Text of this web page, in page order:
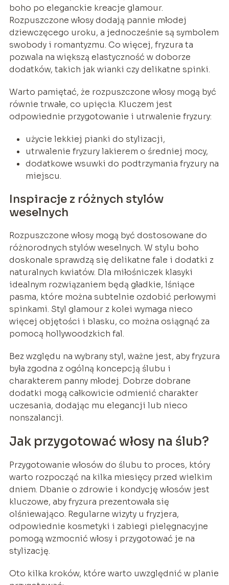
boho po eleganckie kreacje glamour.
Rozpuszczone włosy dodają pannie młodej
dziewczęcego uroku, a jednocześnie są symbolem
swobody i romantyzmu. Co więcej, fryzura ta
pozwala na większą elastyczność w doborze
dodatków, takich jak wianki czy delikatne spinki.
Warto pamiętać, że rozpuszczone włosy mogą być
równie trwałe, co upięcia. Kluczem jest
odpowiednie przygotowanie i utrwalenie fryzury:
użycie lekkiej pianki do stylizacji,
utrwalenie fryzury lakierem o średniej mocy,
dodatkowe wsuwki do podtrzymania fryzury na
miejscu.
Inspiracje z różnych stylów
weselnych
Rozpuszczone włosy mogą być dostosowane do
różnorodnych stylów weselnych. W stylu boho
doskonale sprawdzą się delikatne fale i dodatki z
naturalnych kwiatów. Dla miłośniczek klasyki
idealnym rozwiązaniem będą gładkie, lśniące
pasma, które można subtelnie ozdobić perłowymi
spinkami. Styl glamour z kolei wymaga nieco
więcej objętości i blasku, co można osiągnąć za
pomocą hollywoodzkich fal.
Bez względu na wybrany styl, ważne jest, aby fryzura
była zgodna z ogólną koncepcją ślubu i
charakterem panny młodej. Dobrze dobrane
dodatki mogą całkowicie odmienić charakter
uczesania, dodając mu elegancji lub nieco
nonszalancji.
Jak przygotować włosy na ślub?
Przygotowanie włosów do ślubu to proces, który
warto rozpocząć na kilka miesięcy przed wielkim
dniem. Dbanie o zdrowie i kondycję włosów jest
kluczowe, aby fryzura prezentowała się
olśniewająco. Regularne wizyty u fryzjera,
odpowiednie kosmetyki i zabiegi pielęgnacyjne
pomogą wzmocnić włosy i przygotować je na
stylizację.
Oto kilka kroków, które warto uwzględnić w planie